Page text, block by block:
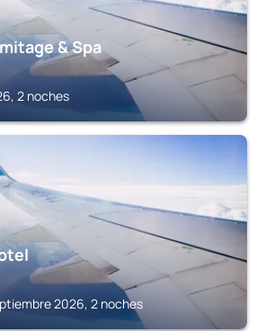
& Spa
2 noches
2026, 2 noches